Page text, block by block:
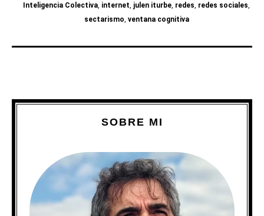
Inteligencia Colectiva, internet, julen iturbe, redes, redes sociales,
sectarismo, ventana cognitiva
SOBRE MI